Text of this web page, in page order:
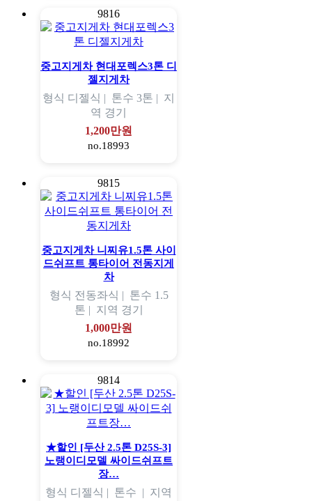
9816
중고지게차 현대포렉스3톤 디
젤지게차
형식 디젤식 | 톤수 3톤 | 지
역 경기
1,200만원
no.18993
9815
중고지게차 니찌유1.5톤 사이
드쉬프트 통타이어 전동지게
차
형식 전동좌식 | 톤수 1.5
톤 | 지역 경기
1,000만원
no.18992
9814
★할인 [두산 2.5톤 D25S-3]
노랭이디모델 싸이드쉬프트
장…
형식 디젤식 | 톤수 | 지역